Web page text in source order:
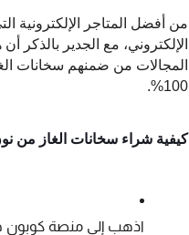
100%.
كيفية شراء سخانات الغاز من
اذهب إلي منصة كوبون